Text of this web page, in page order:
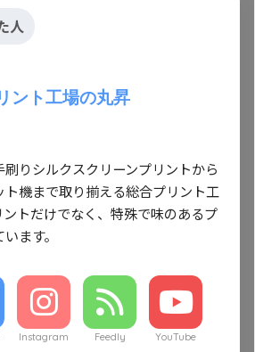
人
ント工場の丸昇
りシルクスクリーンプリントから
機まで取り揃える総合プリント工
トだけでなく、特殊で味のあるプ
ます。
Instagram Feedly YouTube